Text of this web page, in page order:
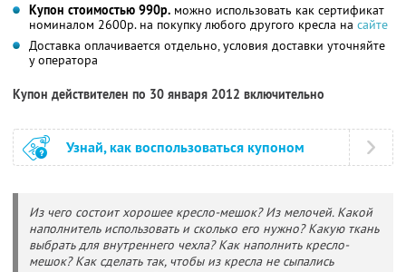
Купон стоимостью 990р. можно использовать как сертификат
номиналом 2600р. на покупку любого другого кресла на сайте
Доставка оплачивается отдельно, условия доставки уточняйте
у оператора
Купон действителен по 30 января 2012 включительно
Узнай, как воспользоваться купоном
Из чего состоит хорошее кресло-мешок? Из мелочей. Какой
наполнитель использовать и сколько его нужно? Какую ткань
выбрать для внутреннего чехла? Как наполнить кресло-
мешок? Как сделать так, чтобы из кресла не сыпались